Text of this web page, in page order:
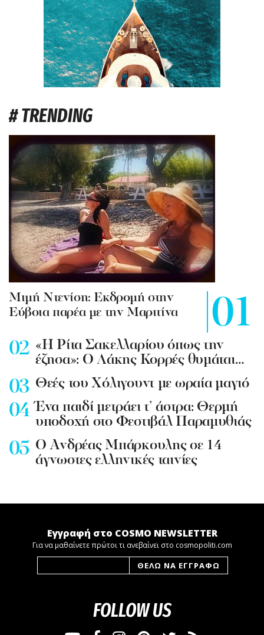
# TRENDING
Mιμή Ντενίση: Εκδρομή στην
Εύβοια παρέα με την Μαριτίνα
«Η Ρίτα Σακελλαρίου όπως την
έζησα»: Ο Λάκης Κορρές θυμάται…
Θεές του Χόλιγουντ με ωραία μαγιό
Ένα παιδί μετράει τ’ άστρα: Θερμή
υποδοχή στο Φεστιβάλ Παραμυθιάς
Ο Ανδρέας Μπάρκουλης σε 14
άγνωστες ελληνικές ταινίες
Εγγραφή στο COSMO NEWSLETTER
Για να μαθαίνετε πρώτοι τι ανεβαίνει στο cosmopoliti.com
FOLLOW US